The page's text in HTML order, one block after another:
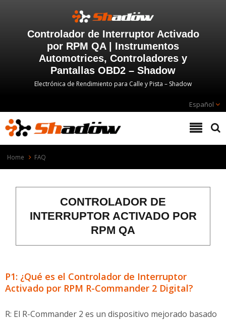
Controlador de Interruptor Activado
por RPM QA | Instrumentos
Automotrices, Controladores y
Pantallas OBD2 – Shadow
Electrónica de Rendimiento para Calle y Pista – Shadow
Español
Home FAQ
CONTROLADOR DE
INTERRUPTOR ACTIVADO POR
RPM QA
P1: ¿Qué es el Controlador de Interruptor
Activado por RPM R-Commander 2 Digital?
R: El R-Commander 2 es un dispositivo mejorado basado